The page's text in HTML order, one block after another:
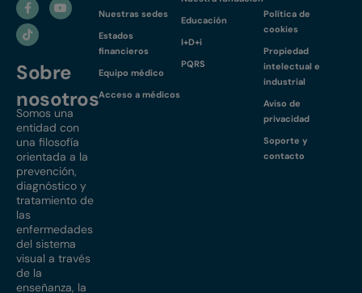
Sobre
nosotros
Somos una
entidad con
una filosofía
orientada a la
prevención,
diagnóstico y
tratamiento de
las
enfermedades
del sistema
visual a través
de la
enseñanza, la
Nuestras sedes
Estados
financieros
Equipo médico
Acceso a médicos
Educación
I+D+i
PQRS
Política de
cookies
Propiedad
intelectual e
industrial
Aviso de
privacidad
Soporte y
contacto